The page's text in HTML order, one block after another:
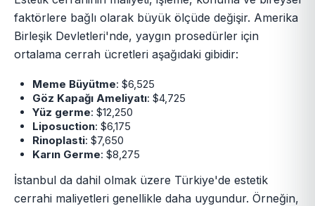
faktörlere bağlı olarak büyük ölçüde değişir. Amerika
Birleşik Devletleri'nde, yaygın prosedürler için
ortalama cerrah ücretleri aşağıdaki gibidir:
Meme Büyütme: $6,525
Göz Kapağı Ameliyatı: $4,725
Yüz germe: $12,250
Liposuction: $6,175
Rinoplasti: $7,650
Karın Germe: $8,275
İstanbul da dahil olmak üzere Türkiye'de estetik
cerrahi maliyetleri genellikle daha uygundur. Örneğin,